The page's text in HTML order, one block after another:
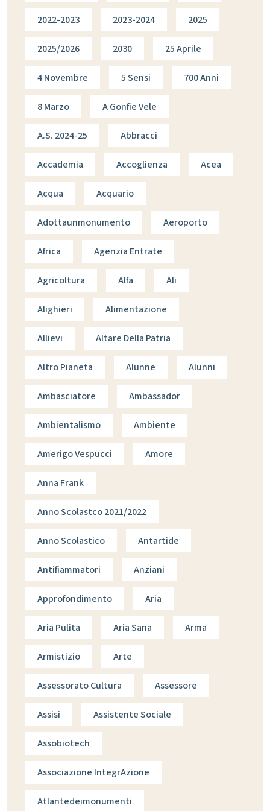
2022-2023 2023-2024 2025
2025/2026 2030 25 Aprile
4 Novembre 5 Sensi 700 Anni
8 Marzo A Gonfie Vele
A.s. 2024-25 Abbracci
Accademia Accoglienza Acea
Acqua Acquario
Adottaunmonumento Aeroporto
Africa Agenzia Entrate
Agricoltura Alfa Ali
Alighieri Alimentazione
Allievi Altare Della Patria
Altro Pianeta Alunne Alunni
Ambasciatore Ambassador
Ambientalismo Ambiente
Amerigo Vespucci Amore
Anna Frank
Anno Scolastco 2021/2022
Anno Scolastico Antartide
Antifiammatori Anziani
Approfondimento Aria
Aria Pulita Aria Sana Arma
Armistizio Arte
Assessorato Cultura Assessore
Assisi Assistente Sociale
Assobiotech
Associazione IntegrAzione
Atlantedeimonumenti